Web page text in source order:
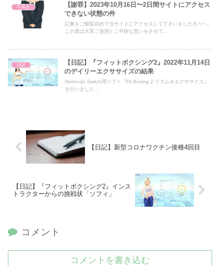
不具合
【謝罪】2023年10月16日〜2日間サイトにアクセス
できない状態の件
記事をご観覧目的で当サイトにアクセスして下さいました方々へ。
この度は大変ご迷惑とご不快な思いをさせて...
日記
【日記】『フィットボクシング2』2022年11月14日
のデイリーエクササイズの結果
Nintendo Switch用ソフト『Fit Boxing 2 リズム＆エクササイズ』
を行いました...
【日記】新型コロナワクチン接種4回目
【日記】『フィットボクシング2』インス
トラクターからの挑戦状「ソフィ」
コメント
コメントを書き込む